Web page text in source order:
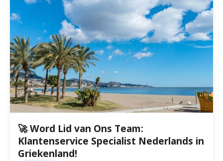
🚀 Word Lid van Ons Team:
Klantenservice Specialist Nederlands in
Griekenland!